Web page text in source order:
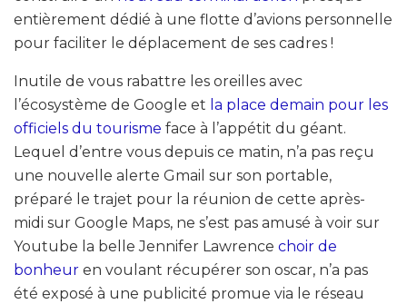
entièrement dédié à une flotte d’avions personnelle
pour faciliter le déplacement de ses cadres !
Inutile de vous rabattre les oreilles avec
l’écosystème de Google et la place demain pour les
officiels du tourisme face à l’appétit du géant.
Lequel d’entre vous depuis ce matin, n’a pas reçu
une nouvelle alerte Gmail sur son portable,
préparé le trajet pour la réunion de cette après-
midi sur Google Maps, ne s’est pas amusé à voir sur
Youtube la belle Jennifer Lawrence choir de
bonheur en voulant récupérer son oscar, n’a pas
été exposé à une publicité promue via le réseau